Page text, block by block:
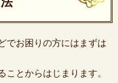
でお困りの方にはまずは
ことからはじまります。